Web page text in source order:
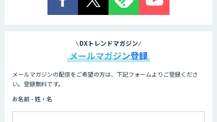
「業務AIプロ」
DXトレンドマガジン
メールマガジン登録
メールマガジンの配信をご希望の方は、下記フォームよりご登録くださ
い。登録無料です。
お名前 - 姓・名